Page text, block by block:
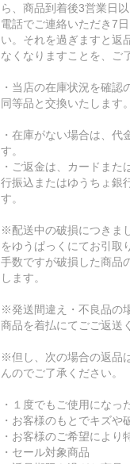
ら、商品到着後3営業日
電話でご連絡いただき7
い。それを過ぎますと返
なくなりますことを、ご
・当店の在庫状況を確認
同等品と交換いたします。
・在庫がない場合は、代
す。
・ご返金は、カードまた
行振込またはゆうちょ銀
す。
※配送中の破損につきま
をゆうぱっくにてお引取
手数ですが破損した商品
します。
※発送間違え・不良品の
商品を着払にてごご返送
※但し、次の場合の返品
んのでご了承ください。
・１度でもご使用になっ
・お客様のもとでキズや
・お客様のご希望により
・セール対象商品